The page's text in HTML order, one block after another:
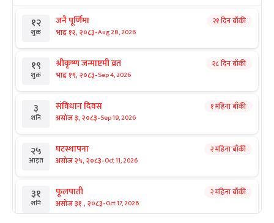
१२
शुक्र
जनै पूर्णिमा
भाद्र १२, २०८३-Aug 28, 2026
२१ दिन बाँकी
१९
शुक्र
श्रीकृष्ण जन्माष्टमी व्रत
भाद्र १९, २०८३-Sep 4, 2026
२८ दिन बाँकी
३
शनि
संविधान दिवस
असोज ३, २०८३-Sep 19, 2026
१ महिना बाँकी
२५
आइत
घटस्थापना
असोज २५, २०८३-Oct 11, 2026
२ महिना बाँकी
३१
शनि
फूलपाती
असोज ३१ , २०८३-Oct 17, 2026
२ महिना बाँकी